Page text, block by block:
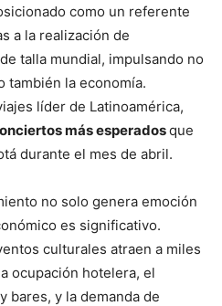
como un referente
a la realización de
talla mundial, impulsando no
también la economía.
líder de Latinoamérica,
más esperadosque
durante el mes de abril.
no solo genera emoción
es significativo.
culturales atraen a miles
ocupación hotelera, el
bares, y la demanda de